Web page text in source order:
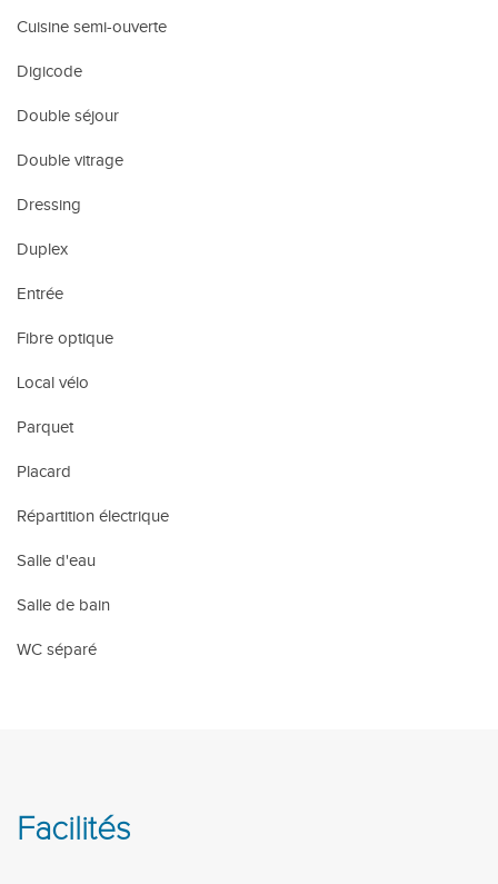
Cuisine semi-ouverte
Digicode
Double séjour
Double vitrage
Dressing
Duplex
Entrée
Fibre optique
Local vélo
Parquet
Placard
Répartition électrique
Salle d'eau
Salle de bain
WC séparé
Facilités